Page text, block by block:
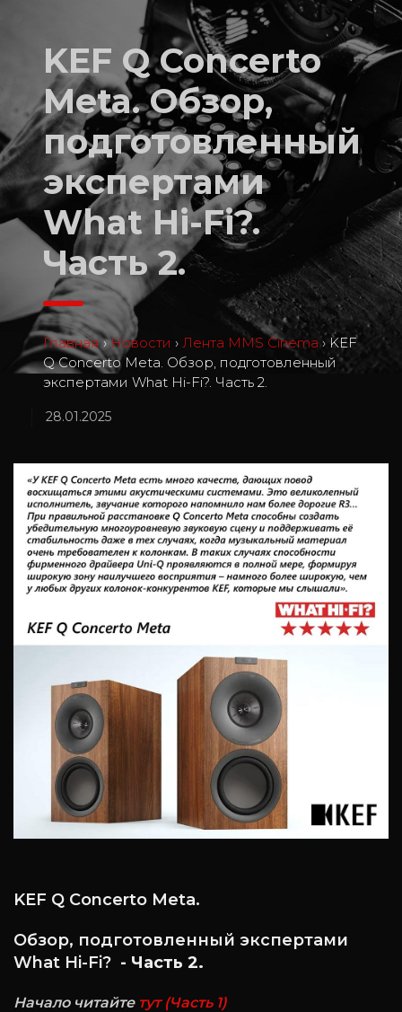
KEF Q Concerto
Meta. Обзор,
подготовленный
экспертами
What Hi-Fi?.
Часть 2.
Главная › Новости › Лента MMS Cinema › KEF
Q Concerto Meta. Обзор, подготовленный
экспертами What Hi-Fi?. Часть 2.
28.01.2025
KEF Q Concerto Meta.
Обзор, подготовленный экспертами
What Hi-Fi? - Часть 2.
Начало читайте тут (Часть 1)